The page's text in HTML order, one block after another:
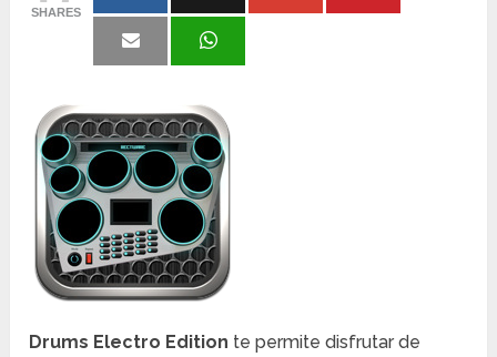
SHARES
Drums Electro Edition te permite disfrutar de